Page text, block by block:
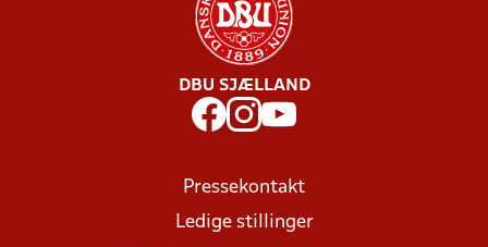
DBU SJÆLLAND
Pressekontakt
Ledige stillinger